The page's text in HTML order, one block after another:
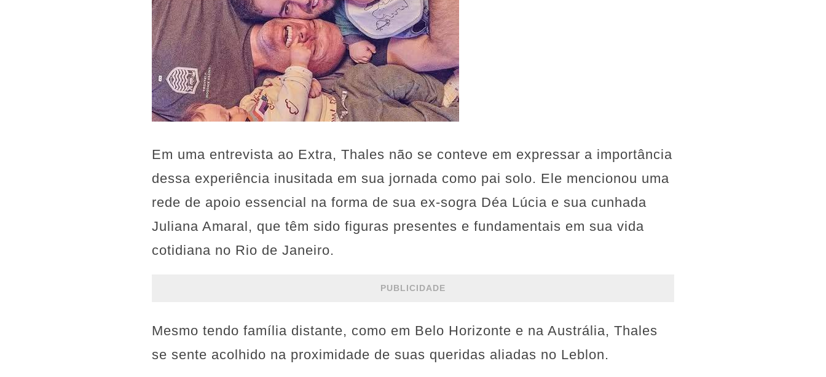
Em uma entrevista ao Extra, Thales não se conteve em expressar a importância
dessa experiência inusitada em sua jornada como pai solo. Ele mencionou uma
rede de apoio essencial na forma de sua ex-sogra Déa Lúcia e sua cunhada
Juliana Amaral, que têm sido figuras presentes e fundamentais em sua vida
cotidiana no Rio de Janeiro.
PUBLICIDADE
Mesmo tendo família distante, como em Belo Horizonte e na Austrália, Thales
se sente acolhido na proximidade de suas queridas aliadas no Leblon.